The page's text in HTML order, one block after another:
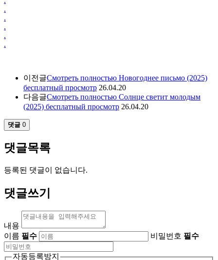
.
.
.
.
.
이전글Смотреть полностью Новогоднее письмо (2025)
бесплатный просмотр 26.04.20
다음글Смотреть полностью Солнце светит молодым
(2025) бесплатный просмотр 26.04.20
댓글 0
댓글목록
등록된 댓글이 없습니다.
댓글쓰기
내용
이름 필수 비밀번호 필수
자동등록방지